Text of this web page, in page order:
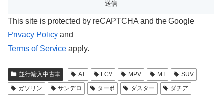
This site is protected by reCAPTCHA and the Google
Privacy Policy and
Terms of Service apply.
並行輸入中古車 AT LCV MPV MT
SUV
ガソリン
サンデロ ターボ ダスター
ダチア